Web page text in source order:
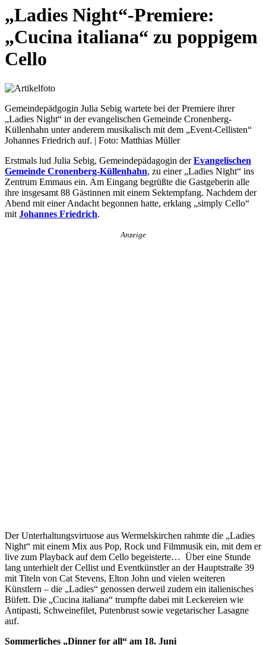
„Ladies Night“-Premiere:
„Cucina italiana“ zu poppigem
Cello
Gemeindepädgogin Julia Sebig wartete bei der Premiere ihrer
„Ladies Night“ in der evangelischen Gemeinde Cronenberg-
Küllenhahn unter anderem musikalisch mit dem „Event-Cellisten“
Johannes Friedrich auf. | Foto: Matthias Müller
Erstmals lud Julia Sebig, Gemeindepädagogin derEvangelischen
Gemeinde Cronenberg-Küllenhahn, zu einer „Ladies Night“ ins
Zentrum Emmaus ein. Am Eingang begrüßte die Gastgeberin alle
ihre insgesamt 88 Gästinnen mit einem Sektempfang. Nachdem der
Abend mit einer Andacht begonnen hatte, erklang „simply Cello“
mit Johannes Friedrich.
Anzeige
Der Unterhaltungsvirtuose aus Wermelskirchen rahmte die „Ladies
Night“ mit einem Mix aus Pop, Rock und Filmmusik ein, mit dem er
live zum Playback auf dem Cello begeisterte… Über eine Stunde
lang unterhielt der Cellist und Eventkünstler an der Hauptstraße 39
mit Titeln von Cat Stevens, Elton John und vielen weiteren
Künstlern – die „Ladies“ genossen derweil zudem ein italienisches
Büfett. Die „Cucina italiana“ trumpfte dabei mit Leckereien wie
Antipasti, Schweinefilet, Putenbrust sowie vegetarischer Lasagne
auf.
Sommerliches „Dinner for all“ am 18. Juni